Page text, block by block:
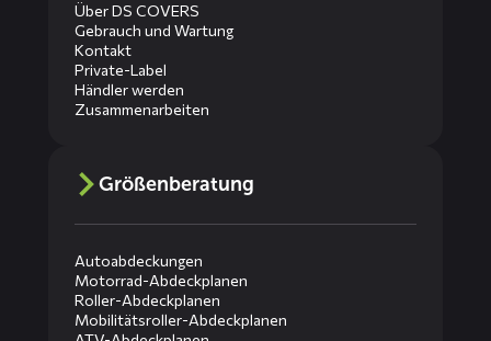
Über DS COVERS
Gebrauch und Wartung
Kontakt
Private-Label
Händler werden
Zusammenarbeiten
Größenberatung
Autoabdeckungen
Motorrad-Abdeckplanen
Roller-Abdeckplanen
Mobilitätsroller-Abdeckplanen